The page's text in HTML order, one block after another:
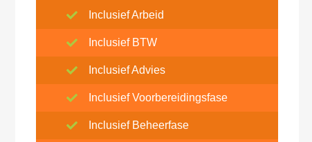
Inclusief Arbeid
Inclusief BTW
Inclusief Advies
Inclusief Voorbereidingsfase
Inclusief Beheerfase